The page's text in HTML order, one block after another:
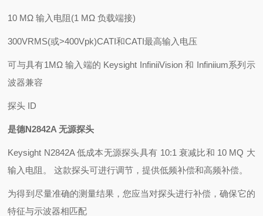
10 MΩ 输入电阻(1 MΩ 负载端接)
300VRMS(或>400Vpk)CATI和CATI最高输入电压
可与具有1MΩ 输入端的 Keysight InfiniiVision 和 Infiniium系列示
波器兼容
探头 ID
是德N2842A 无源探头
Keysight N2842A 低成本无源探头具有 10:1 衰减比和 10 MQ 大
输入电阻。 这款探头可进行调节，提供低频补偿和高频补偿。
为得到尽量准确的测量结果，您应当对探头进行补偿，确保它的
特征与示波器相匹配